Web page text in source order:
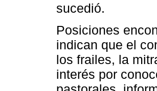
sucedió.
Posiciones
indican que el
los frailes, la
interés por